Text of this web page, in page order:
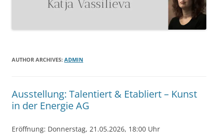
AUTHOR ARCHIVES: ADMIN
Ausstellung: Talentiert & Etabliert – Kunst
in der Energie AG
Eröffnung: Donnerstag, 21.05.2026, 18:00 Uhr